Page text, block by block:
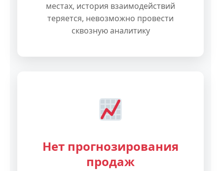
местах, история взаимодействий
теряется, невозможно провести
сквозную аналитику
Нет прогнозирования
продаж